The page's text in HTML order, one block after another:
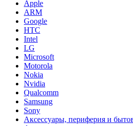
Apple
ARM
Google
HTC
Intel
LG
Microsoft
Motorola
Nokia
Nvidia
Qualcomm
Samsung
Sony
Аксессуары, периферия и